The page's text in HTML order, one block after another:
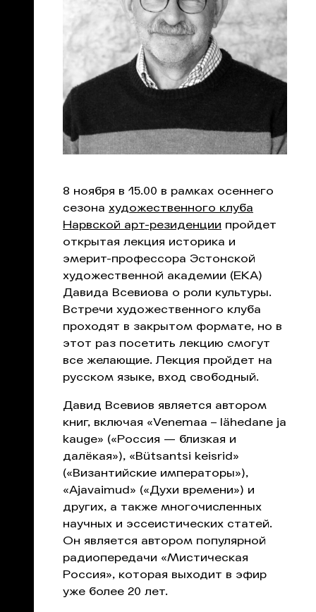
8 ноября в 15.00 в рамках осеннего
сезона художественного клуба
Нарвской арт-резиденции пройдет
открытая лекция историка и
эмерит-профессора Эстонской
художественной академии (EKA)
Давида Всевиова о роли культуры.
Встречи художественного клуба
проходят в закрытом формате, но в
этот раз посетить лекцию смогут
все желающие. Лекция пройдет на
русском языке, вход свободный.
Давид Всевиов является автором
книг, включая «Venemaa – lähedane ja
kauge» («Россия — близкая и
далёкая»), «Bütsantsi keisrid»
(«Византийские императоры»),
«Ajavaimud» («Духи времени») и
других, а также многочисленных
научных и эссеистических статей.
Он является автором популярной
радиопередачи «Мистическая
Россия», которая выходит в эфир
уже более 20 лет.